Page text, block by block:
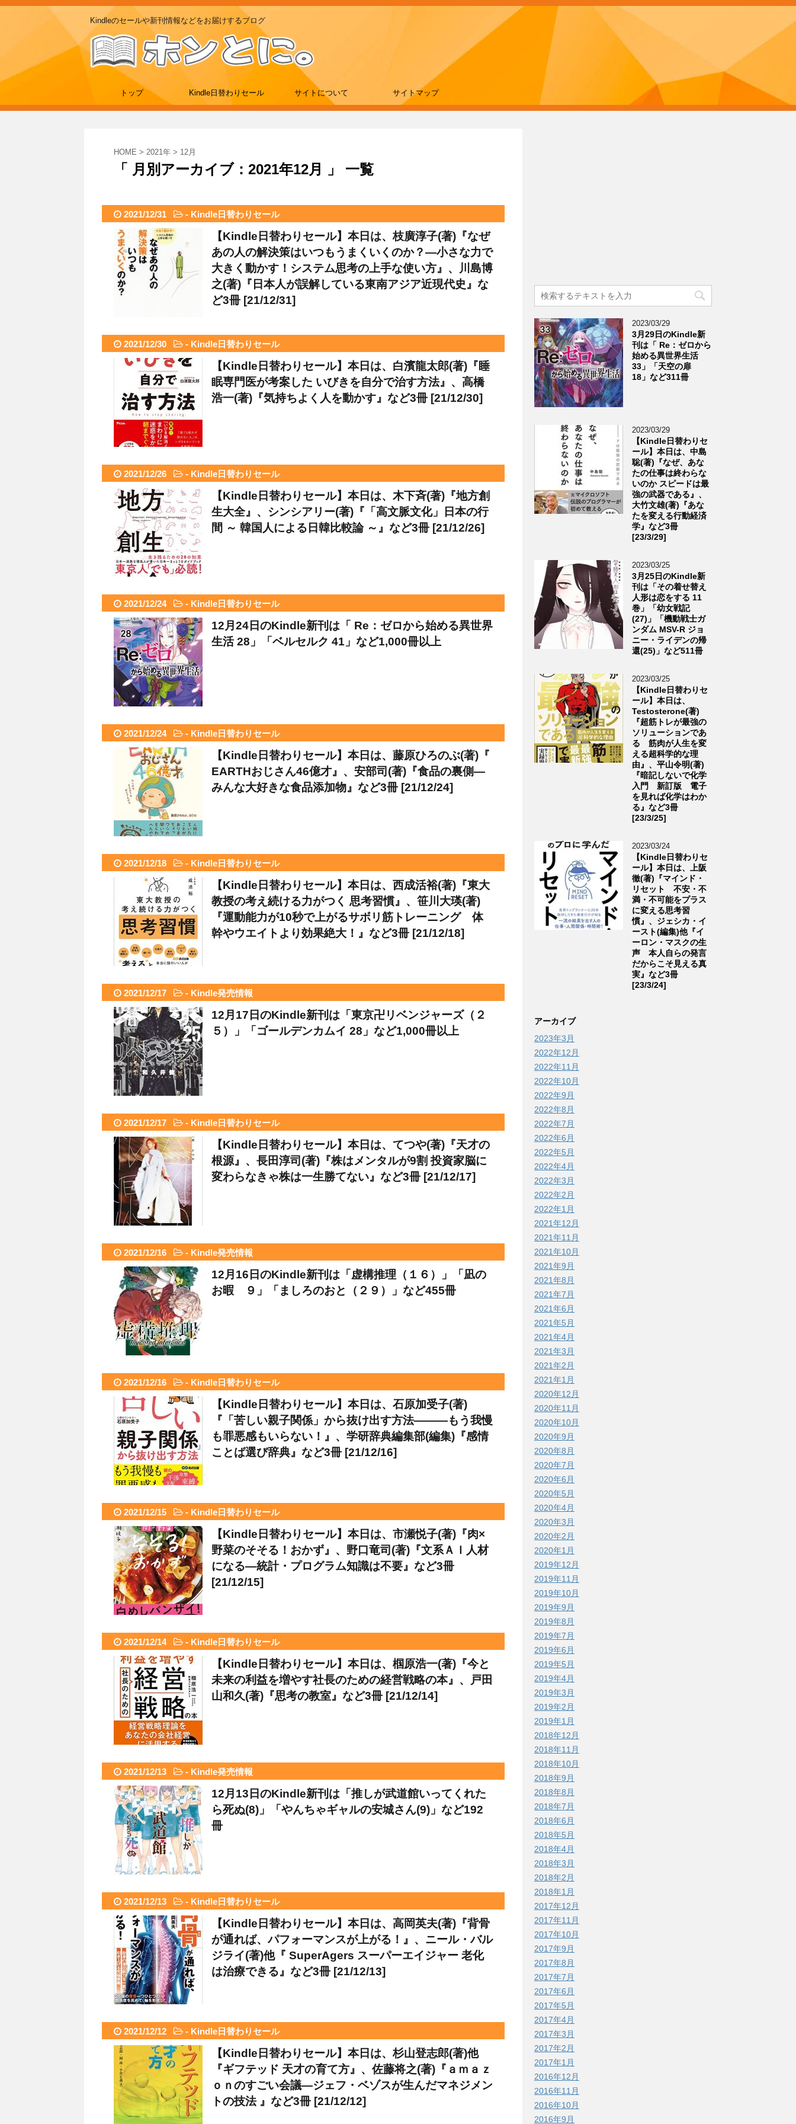
Kindleのセールや新刊情報などをお届けするブログ
トップ Kindle日替わりセール サイトについて サイトマップ
HOME > 2021年 > 12月
「 月別アーカイブ：2021年12月 」 一覧
2021/12/31 - Kindle日替わりセール
【Kindle日替わりセール】本日は、枝廣淳子(著)『なぜ
あの人の解決策はいつもうまくいくのか？―小さな力で
大きく動かす！システム思考の上手な使い方』、川島博
之(著)『日本人が誤解している東南アジア近現代史』な
ど3冊 [21/12/31]
2021/12/30 - Kindle日替わりセール
【Kindle日替わりセール】本日は、白濱龍太郎(著)『睡
眠専門医が考案した いびきを自分で治す方法』、高橋
浩一(著)『気持ちよく人を動かす』など3冊 [21/12/30]
2021/12/26 - Kindle日替わりセール
【Kindle日替わりセール】本日は、木下斉(著)『地方創
生大全』、シンシアリー(著)『「高文脈文化」日本の行
間 ～ 韓国人による日韓比較論 ～』など3冊 [21/12/26]
2021/12/24 - Kindle日替わりセール
12月24日のKindle新刊は「 Re：ゼロから始める異世界
生活 28」「ベルセルク 41」など1,000冊以上
2021/12/24 - Kindle日替わりセール
【Kindle日替わりセール】本日は、藤原ひろのぶ(著)『
EARTHおじさん46億才』、安部司(著)『食品の裏側―
みんな大好きな食品添加物』など3冊 [21/12/24]
2021/12/18 - Kindle日替わりセール
【Kindle日替わりセール】本日は、西成活裕(著)『東大
教授の考え続ける力がつく 思考習慣』、笹川大瑛(著)
『運動能力が10秒で上がるサボリ筋トレーニング 体
幹やウエイトより効果絶大！』など3冊 [21/12/18]
2021/12/17 - Kindle発売情報
12月17日のKindle新刊は「東京卍リベンジャーズ（２
５）」「ゴールデンカムイ 28」など1,000冊以上
2021/12/17 - Kindle日替わりセール
【Kindle日替わりセール】本日は、てつや(著)『天才の
根源』、長田淳司(著)『株はメンタルが9割 投資家脳に
変わらなきゃ株は一生勝てない』など3冊 [21/12/17]
2021/12/16 - Kindle発売情報
12月16日のKindle新刊は「虚構推理（１６）」「凪の
お暇 ９」「ましろのおと（２９）」など455冊
2021/12/16 - Kindle日替わりセール
【Kindle日替わりセール】本日は、石原加受子(著)
『「苦しい親子関係」から抜け出す方法―――もう我慢
も罪悪感もいらない！』、学研辞典編集部(編集)『感情
ことば選び辞典』など3冊 [21/12/16]
2021/12/15 - Kindle日替わりセール
【Kindle日替わりセール】本日は、市瀬悦子(著)『肉×
野菜のそそる！おかず』、野口竜司(著)『文系ＡＩ人材
になる―統計・プログラム知識は不要』など3冊
[21/12/15]
2021/12/14 - Kindle日替わりセール
【Kindle日替わりセール】本日は、椢原浩一(著)『今と
未来の利益を増やす社長のための経営戦略の本』、戸田
山和久(著)『思考の教室』など3冊 [21/12/14]
2021/12/13 - Kindle発売情報
12月13日のKindle新刊は「推しが武道館いってくれた
ら死ぬ(8)」「やんちゃギャルの安城さん(9)」など192
冊
2021/12/13 - Kindle日替わりセール
【Kindle日替わりセール】本日は、高岡英夫(著)『背骨
が通れば、パフォーマンスが上がる！』、ニール・バル
ジライ(著)他『 SuperAgers スーパーエイジャー 老化
は治療できる』など3冊 [21/12/13]
2021/12/12 - Kindle日替わりセール
【Kindle日替わりセール】本日は、杉山登志郎(著)他
『ギフテッド 天才の育て方』、佐藤将之(著)『ａｍａｚ
ｏｎのすごい会議―ジェフ・ベゾスが生んだマネジメン
トの技法 』など3冊 [21/12/12]
2023/03/29
3月29日のKindle新
刊は「 Re：ゼロから
始める異世界生活
33」「天空の扉
18」など311冊
2023/03/29
【Kindle日替わりセ
ール】本日は、中島
聡(著)『なぜ、あな
たの仕事は終わらな
いのか スピードは最
強の武器である』、
大竹文雄(著)『あな
たを変える行動経済
学』など3冊
[23/3/29]
2023/03/25
3月25日のKindle新
刊は「その着せ替え
人形は恋をする 11
巻」「幼女戦記
(27)」「機動戦士ガ
ンダム MSV-R ジョ
ニー・ライデンの帰
還(25)」など511冊
2023/03/25
【Kindle日替わりセ
ール】本日は、
Testosterone(著)
『超筋トレが最強の
ソリューションであ
る 筋肉が人生を変
える超科学的な理
由』、平山令明(著)
『暗記しないで化学
入門 新訂版 電子
を見れば化学はわか
る』など3冊
[23/3/25]
2023/03/24
【Kindle日替わりセ
ール】本日は、上阪
徹(著)『マインド・
リセット 不安・不
満・不可能をプラス
に変える思考習
慣』、ジェシカ・イ
ースト(編集)他『イ
ーロン・マスクの生
声 本人自らの発言
だからこそ見える真
実』など3冊
[23/3/24]
アーカイブ
2023年3月
2022年12月
2022年11月
2022年10月
2022年9月
2022年8月
2022年7月
2022年6月
2022年5月
2022年4月
2022年3月
2022年2月
2022年1月
2021年12月
2021年11月
2021年10月
2021年9月
2021年8月
2021年7月
2021年6月
2021年5月
2021年4月
2021年3月
2021年2月
2021年1月
2020年12月
2020年11月
2020年10月
2020年9月
2020年8月
2020年7月
2020年6月
2020年5月
2020年4月
2020年3月
2020年2月
2020年1月
2019年12月
2019年11月
2019年10月
2019年9月
2019年8月
2019年7月
2019年6月
2019年5月
2019年4月
2019年3月
2019年2月
2019年1月
2018年12月
2018年11月
2018年10月
2018年9月
2018年8月
2018年7月
2018年6月
2018年5月
2018年4月
2018年3月
2018年2月
2018年1月
2017年12月
2017年11月
2017年10月
2017年9月
2017年8月
2017年7月
2017年6月
2017年5月
2017年4月
2017年3月
2017年2月
2017年1月
2016年12月
2016年11月
2016年10月
2016年9月